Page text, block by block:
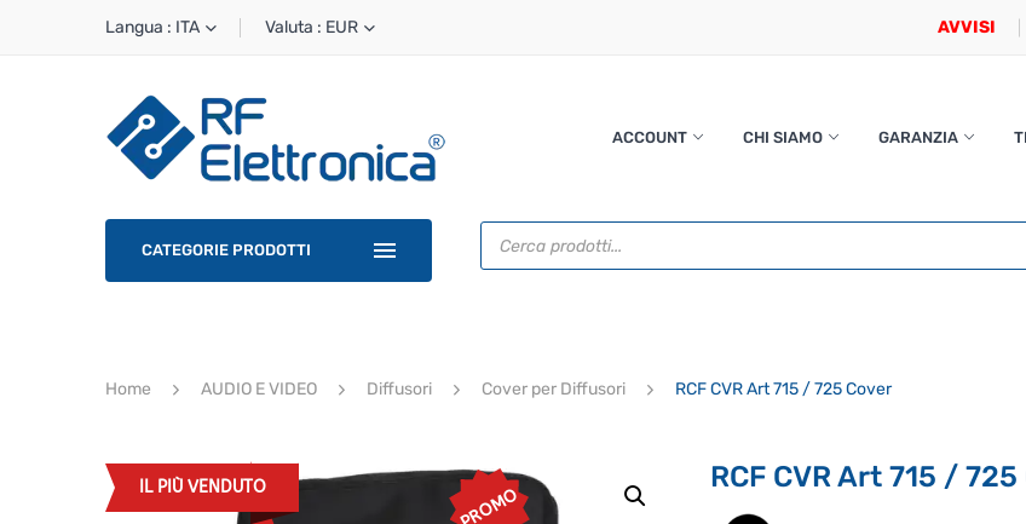
Langua : ITA Valuta : EUR AVVISI
ACCOUNT CHI SIAMO GARANZIA
CATEGORIE PRODOTTI
Ricerca
prodotti
Home AUDIO E VIDEO Diffusori Cover per Diffusori RCF CVR Art 715 / 725 Cover
IL PIÙ VENDUTO PROMO
RCF CVR Art 715 /